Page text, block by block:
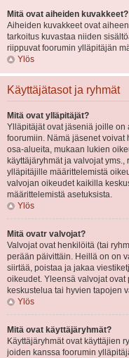
Mitä ovat aiheiden kuvakkeet?
Aiheiden kuvakkeet ovat
tarkoitus kuvastaa niiden
riippuvat foorumin ylläpitäjän
Ylös
Käyttäjätasot ja ryhmät
Mitä ovat ylläpitäjät?
Ylläpitäjät ovat jäseniä joille on
foorumiin. Nämä jäsenet
osa-alueita, mukaan lukien
käyttäjäryhmät ja valvojat
ylläpitäjille määrittelemistä
valvojan oikeudet kaikilla
määrittelemistä asetuksista.
Ylös
Mitä ovatr valvojat?
Valvojat ovat henkilöitä (tai
perään päivittäin. Heillä on on
siirtää, poistaa ja jakaa
oikeudet. Yleensä valvojat
keskustelua tai hyvien tapojen
Ylös
Mitä ovat käyttäjäryhmät?
Käyttäjäryhmät ovat käyttäjien
joiden kanssa foorumin